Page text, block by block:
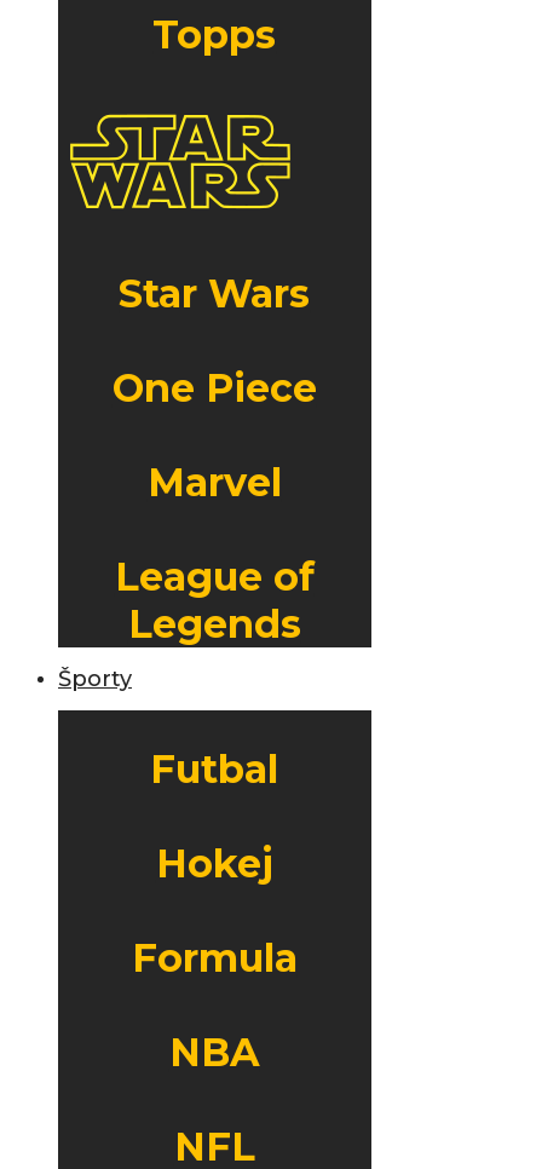
Topps
Star Wars
One Piece
Marvel
League of
Legends
Športy
Futbal
Hokej
Formula
NBA
NFL